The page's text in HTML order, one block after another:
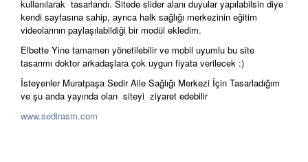
kullanılarak tasarlandı. Sitede slider alanı duyular yapılabilsin diye
kendi sayfasına sahip, ayrıca halk sağlığı merkezinin eğitim
videolarının paylaşılabildiği bir modül ekledim.
Elbette Yine tamamen yönetilebilir ve mobil uyumlu bu site
tasarımı doktor arkadaşlara çok uygun fiyata verilecek :)
İsteyenler Muratpaşa Sedir Aile Sağlığı Merkezi İçin Tasarladığım
ve şu anda yayında olan siteyi ziyaret edebilir
www.sedirasm.com